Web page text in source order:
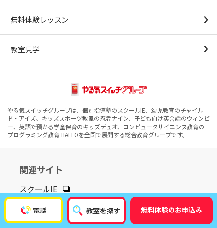
電話 教室を探す 無料体験のお申込み
無料体験レッスン
教室見学
やる気スイッチグループは、個別指導塾のスクールIE、幼児教育のチャイル
ド・アイズ、キッズスポーツ教室の忍者ナイン、子ども向け英会話のウィンビ
ー、英語で預かる学童保育のキッズデュオ、コンピュータサイエンス教育の
プログラミング教育 HALLOを全国で展開する総合教育グループです。
関連サイト
スクールIE
チャイルド・アイズ